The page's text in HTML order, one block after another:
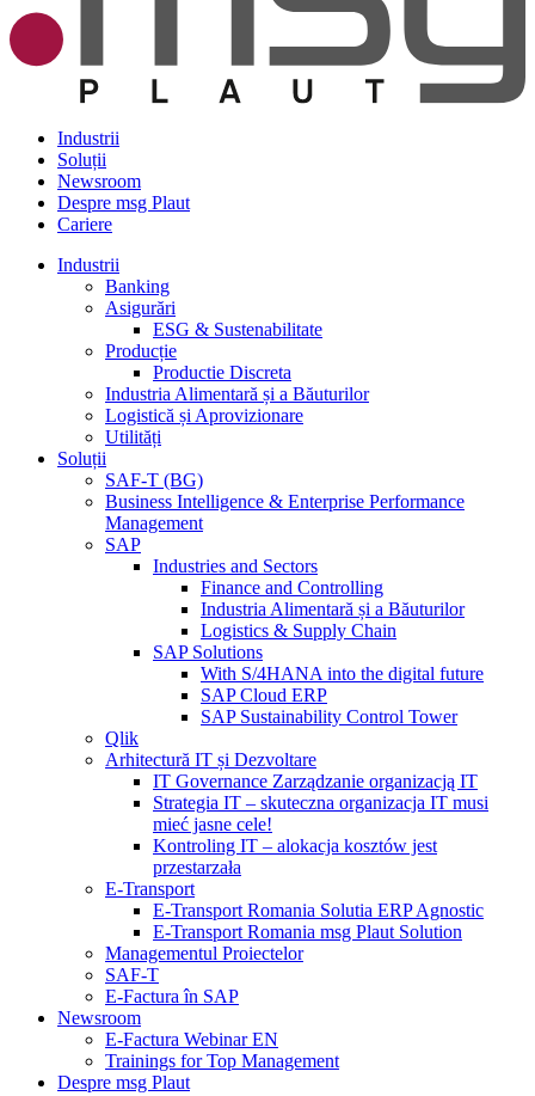
Industrii
Soluții
Newsroom
Despre msg Plaut
Cariere
Industrii
Banking
Asigurări
ESG & Sustenabilitate
Producție
Productie Discreta
Industria Alimentară și a Băuturilor
Logistică și Aprovizionare
Utilități
Soluții
SAF-T (BG)
Business Intelligence & Enterprise Performance
Management
SAP
Industries and Sectors
Finance and Controlling
Industria Alimentară și a Băuturilor
Logistics & Supply Chain
SAP Solutions
With S/4HANA into the digital future
SAP Cloud ERP
SAP Sustainability Control Tower
Qlik
Arhitectură IT și Dezvoltare
IT Governance Zarządzanie organizacją IT
Strategia IT – skuteczna organizacja IT musi
mieć jasne cele!
Kontroling IT – alokacja kosztów jest
przestarzała
E-Transport
E-Transport Romania Solutia ERP Agnostic
E-Transport Romania msg Plaut Solution
Managementul Proiectelor
SAF-T
E-Factura în SAP
Newsroom
E-Factura Webinar EN
Trainings for Top Management
Despre msg Plaut